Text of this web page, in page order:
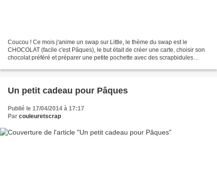
Coucou ! Ce mois j'anime un swap sur Little, le thème du swap est le
CHOCOLAT (facile c'est Pâques), le but était de créer une carte, choisir son
chocolat préféré et préparer une petite pochette avec des scrapbidules
Un petit cadeau pour Pâques
Publié le 17/04/2014 à 17:17
Par couleuretscrap